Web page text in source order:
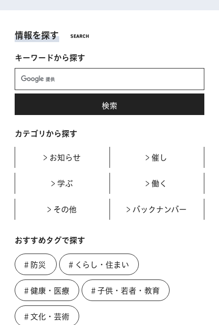
情報を探す
キーワードから探す
カテゴリから探す
お知らせ 催し
学ぶ 働く
その他 バックナンバー
おすすめタグで探す
＃防災 ＃くらし・住まい
＃健康・医療 ＃子供・若者・教育
＃文化・芸術